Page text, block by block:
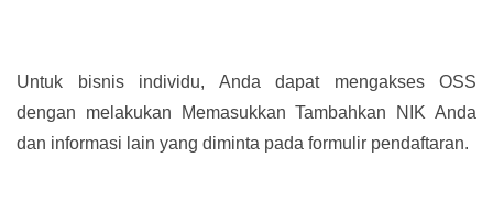
Untuk bisnis individu, Anda dapat mengakses OSS
dengan melakukan Memasukkan Tambahkan NIK Anda
dan informasi lain yang diminta pada formulir pendaftaran.